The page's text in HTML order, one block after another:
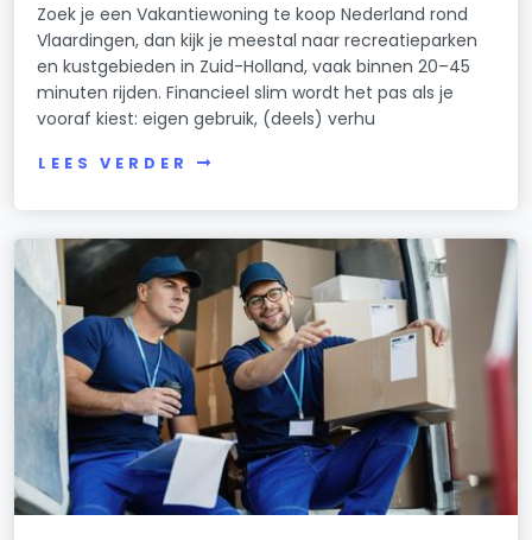
Zoek je een Vakantiewoning te koop Nederland rond
Vlaardingen, dan kijk je meestal naar recreatieparken
en kustgebieden in Zuid-Holland, vaak binnen 20–45
minuten rijden. Financieel slim wordt het pas als je
vooraf kiest: eigen gebruik, (deels) verhu
LEES VERDER